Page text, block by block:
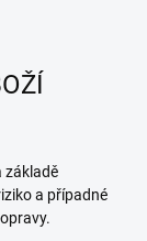
základě
a případné